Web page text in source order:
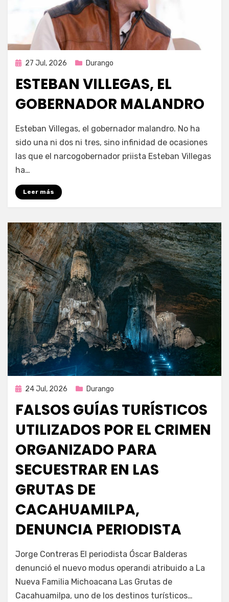
Publicada
27 Jul, 2026 Durango
ESTEBAN VILLEGAS, EL
GOBERNADOR MALANDRO
por Fernando Miranda Servín
Esteban Villegas, el gobernador malandro. No ha
sido una ni dos ni tres, sino infinidad de ocasiones
las que el narcogobernador priista Esteban Villegas
ha…
Leer más
Publicada
24 Jul, 2026 Durango
FALSOS GUÍAS TURÍSTICOS
UTILIZADOS POR EL CRIMEN
ORGANIZADO PARA
SECUESTRAR EN LAS
GRUTAS DE
CACAHUAMILPA,
DENUNCIA PERIODISTA
Fernando Miranda Servín
Jorge Contreras El periodista Óscar Balderas
denunció el nuevo modus operandi atribuido a La
Nueva Familia Michoacana Las Grutas de
Cacahuamilpa, uno de los destinos turísticos…